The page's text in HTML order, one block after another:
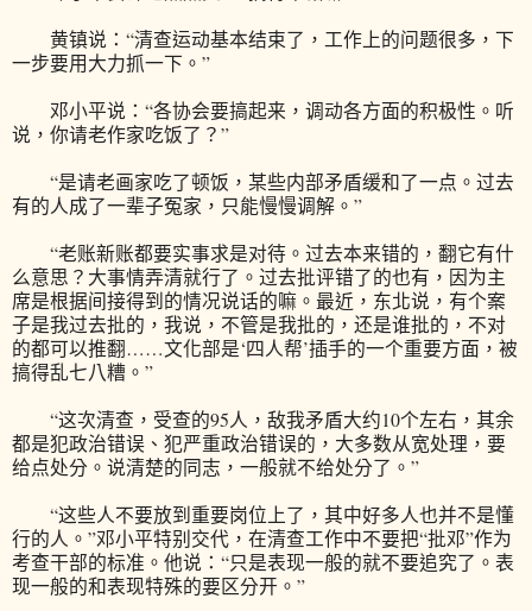
黄镇说：“清查运动基本结束了，工作上的问题很多，下
一步要用大力抓一下。”
邓小平说：“各协会要搞起来，调动各方面的积极性。听
说，你请老作家吃饭了？”
“是请老画家吃了顿饭，某些内部矛盾缓和了一点。过去
有的人成了一辈子冤家，只能慢慢调解。”
“老账新账都要实事求是对待。过去本来错的，翻它有什
么意思？大事情弄清就行了。过去批评错了的也有，因为主
席是根据间接得到的情况说话的嘛。最近，东北说，有个案
子是我过去批的，我说，不管是我批的，还是谁批的，不对
的都可以推翻……文化部是‘四人帮’插手的一个重要方面，被
搞得乱七八糟。”
“这次清查，受查的95人，敌我矛盾大约10个左右，其余
都是犯政治错误、犯严重政治错误的，大多数从宽处理，要
给点处分。说清楚的同志，一般就不给处分了。”
“这些人不要放到重要岗位上了，其中好多人也并不是懂
行的人。”邓小平特别交代，在清查工作中不要把“批邓”作为
考查干部的标准。他说：“只是表现一般的就不要追究了。表
现一般的和表现特殊的要区分开。”